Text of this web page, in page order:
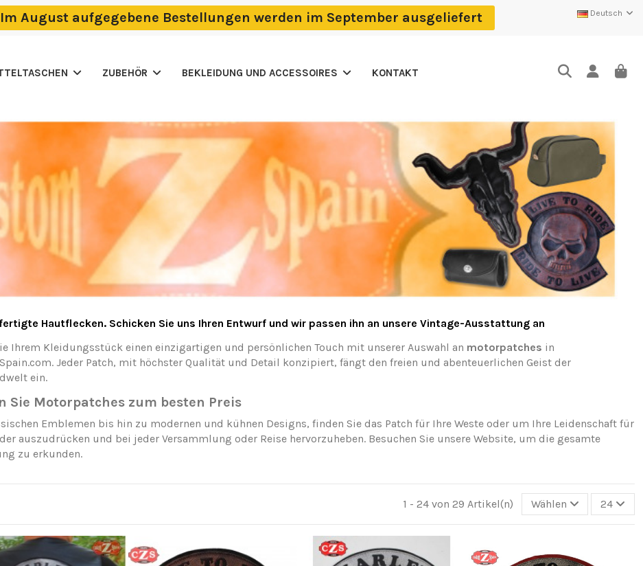
August aufgegebene Bestellungen werden im September ausgeliefert Deutsch
ZUBEHÖR BEKLEIDUNG UND ACCESSOIRES KONTAKT
Hautflecken. Schicken Sie uns Ihren Entwurf und wir passen ihn an unsere Vintage-Ausstattung an
Ihrem Kleidungsstück einen einzigartigen und persönlichen Touch mit unserer Auswahl an motorpatches in
Jeder Patch, mit höchster Qualität und Detail konzipiert, fängt den freien und abenteuerlichen Geist der
ein.
Sie Motorpatches zum besten Preis
Emblemen bis hin zu modernen und kühnen Designs, finden Sie das Patch für Ihre Weste oder um Ihre Leidenschaft für
auszudrücken und bei jeder Versammlung oder Reise hervorzuheben. Besuchen Sie unsere Website, um die gesamte
zu erkunden.
1 - 24 von 29 Artikel(n) Wählen 24